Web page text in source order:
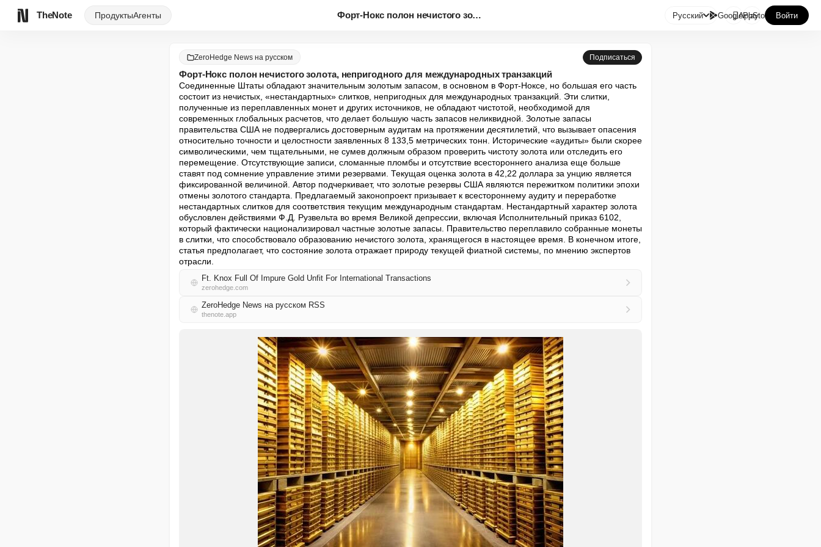
TheNote ПродуктыАгенты Форт-Нокс полон нечистого золо... Русский GooglePlay
AppStore Войти
ZeroHedge News на русском Подписаться
Форт-Нокс полон нечистого золота, непригодного для международных транзакций
Соединенные Штаты обладают значительным золотым запасом, в основном в Форт-Ноксе, но большая его часть
состоит из нечистых, «нестандартных» слитков, непригодных для международных транзакций. Эти слитки,
полученные из переплавленных монет и других источников, не обладают чистотой, необходимой для
современных глобальных расчетов, что делает большую часть запасов неликвидной. Золотые запасы
правительства США не подвергались достоверным аудитам на протяжении десятилетий, что вызывает опасения
относительно точности и целостности заявленных 8 133,5 метрических тонн. Исторические «аудиты» были скорее
символическими, чем тщательными, не сумев должным образом проверить чистоту золота или отследить его
перемещение. Отсутствующие записи, сломанные пломбы и отсутствие всестороннего анализа еще больше
ставят под сомнение управление этими резервами. Текущая оценка золота в 42,22 доллара за унцию является
фиксированной величиной. Автор подчеркивает, что золотые резервы США являются пережитком политики эпохи
отмены золотого стандарта. Предлагаемый законопроект призывает к всестороннему аудиту и переработке
нестандартных слитков для соответствия текущим международным стандартам. Нестандартный характер золота
обусловлен действиями Ф.Д. Рузвельта во время Великой депрессии, включая Исполнительный приказ 6102,
который фактически национализировал частные золотые запасы. Правительство переплавило собранные монеты
в слитки, что способствовало образованию нечистого золота, хранящегося в настоящее время. В конечном итоге,
статья предполагает, что состояние золота отражает природу текущей фиатной системы, по мнению экспертов
отрасли.
Ft. Knox Full Of Impure Gold Unfit For International Transactions
zerohedge.com
ZeroHedge News на русском RSS
thenote.app